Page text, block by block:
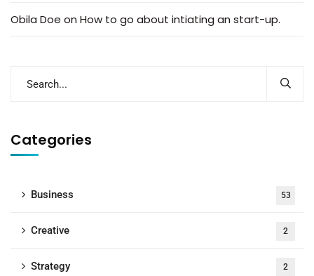
Obila Doe on How to go about intiating an start-up.
Categories
Business 53
Creative 2
Strategy 2